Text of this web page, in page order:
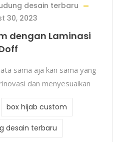
desain terbaru
30, 2023
dengan Laminasi
sama aja kan sama yang
dan menyesuaikan
box hijab custom
desain terbaru